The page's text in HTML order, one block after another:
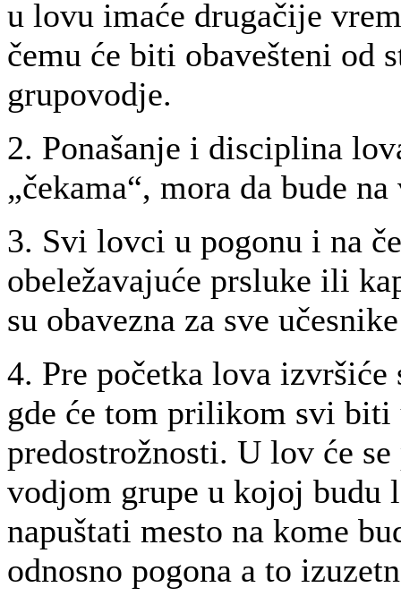
u lovu imaće drugačije
čemu će biti obavešteni od
grupovodje.
2. Ponašanje i disciplina
„čekama“, mora da bude
3. Svi lovci u pogonu i na
obeležavajuće prsluke ili
su obavezna za sve
4. Pre početka lova
gde će tom prilikom svi biti
predostrožnosti. U lov će
vodjom grupe u kojoj budu
napuštati mesto na kome
odnosno pogona a to